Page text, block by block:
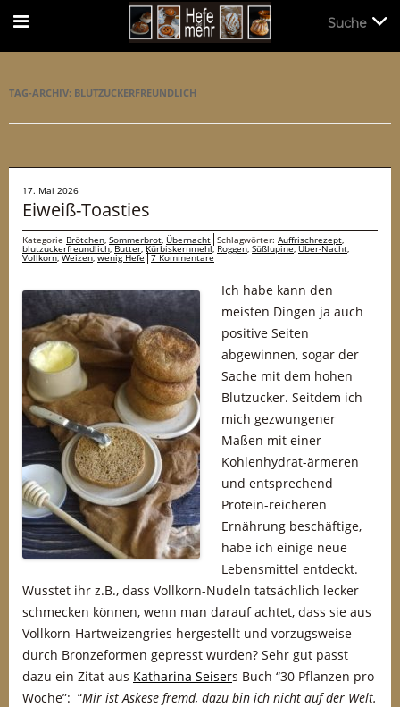
TAG-ARCHIV: BLUTZUCKERFREUNDLICH
17. Mai 2026
Eiweiß-Toasties
Kategorie Brötchen, Sommerbrot, Übernacht Schlagwörter: Auffrischrezept,
blutzuckerfreundlich,Butter,Kürbiskernmehl, Roggen, Süßlupine,Über-Nacht,
Vollkorn,Weizen,wenig Hefe 7 Kommentare
Ich habe kann den
meisten Dingen ja auch
positive Seiten
abgewinnen, sogar der
Sache mit dem hohen
Blutzucker. Seitdem ich
mich gezwungener
Maßen mit einer
Kohlenhydrat-ärmeren
und entsprechend
Protein-reicheren
Ernährung beschäftige,
habe ich einige neue
Lebensmittel entdeckt.
Wusstet ihr z.B., dass Vollkorn-Nudeln tatsächlich lecker
schmecken können, wenn man darauf achtet, dass sie aus
Vollkorn-Hartweizengries hergestellt und vorzugsweise
durch Bronzeformen gepresst wurden? Sehr gut passt
dazu ein Zitat aus Katharina Seisers Buch “30 Pflanzen pro
Woche”: “Mir ist Askese fremd, dazu bin ich nicht auf der Welt.
Suche
Suche